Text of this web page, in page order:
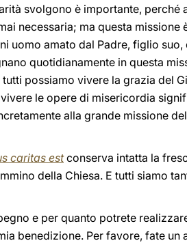
svolgono è importante,
necessaria; ma questa
uomo amato dal Padre, figlio
quotidianamente in questa
possiamo vivere la grazia del
le opere di misericordia
alla grande missione
caritas estconserva intatta la
della Chiesa. E tutti siamo
e per quanto potrete
benedizione. Per favore, fate